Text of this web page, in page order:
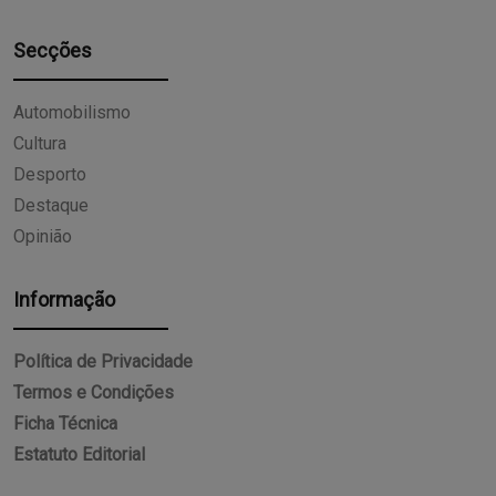
Secções
Automobilismo
Cultura
Desporto
Destaque
Opinião
Informação
Política de Privacidade
Termos e Condições
Ficha Técnica
Estatuto Editorial